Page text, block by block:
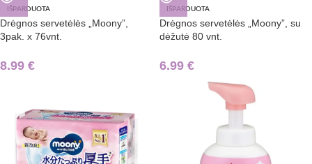
IŠPARDUOTA
Drėgnos servetėlės „Moony”,
3pak. x 76vnt.
8.99 €
IŠPARDUOTA
Drėgnos servetėlės „Moony”, su
dėžutė 80 vnt.
6.99 €